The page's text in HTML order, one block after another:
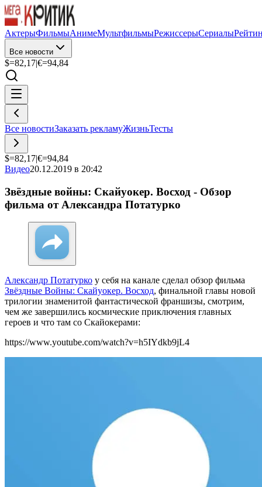
АктерыФильмыАнимеМультфильмыРежиссерыСериалы
Все новости
$=82,17|€=94,84
Все новостиЗаказать рекламуЖизньТесты
$=82,17|€=94,84
Видео20.12.2019 в 20:42
Звёздные войны: Скайуокер. Восход - Обзор
фильма от Александра Потатурко
Александр Потатурко у себя на канале сделал обзор фильма
Звёздные Войны: Скайуокер. Восход, финальной главы новой
трилогии знаменитой фантастической франшизы, смотрим,
чем же завершились космические приключения главных
героев и что там со Скайокерами:
https://www.youtube.com/watch?v=h5IYdkb9jL4